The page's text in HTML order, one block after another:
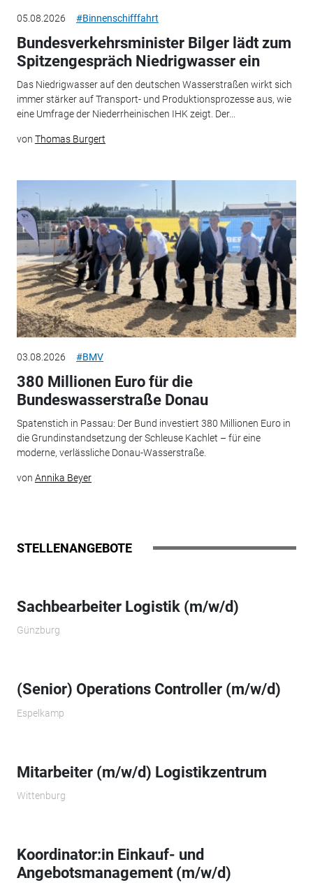
05.08.2026 #Binnenschifffahrt
Bundesverkehrsminister Bilger lädt zum
Spitzengespräch Niedrigwasser ein
Das Niedrigwasser auf den deutschen Wasserstraßen wirkt sich
immer stärker auf Transport- und Produktionsprozesse aus, wie
eine Umfrage der Niederrheinischen IHK zeigt. Der...
von Thomas Burgert
03.08.2026 #BMV
380 Millionen Euro für die
Bundeswasserstraße Donau
Spatenstich in Passau: Der Bund investiert 380 Millionen Euro in
die Grundinstandsetzung der Schleuse Kachlet – für eine
moderne, verlässliche Donau-Wasserstraße.
von Annika Beyer
STELLENANGEBOTE
Sachbearbeiter Logistik (m/w/d)
Günzburg
(Senior) Operations Controller (m/w/d)
Espelkamp
Mitarbeiter (m/w/d) Logistikzentrum
Wittenburg
Koordinator:in Einkauf- und
Angebotsmanagement (m/w/d)